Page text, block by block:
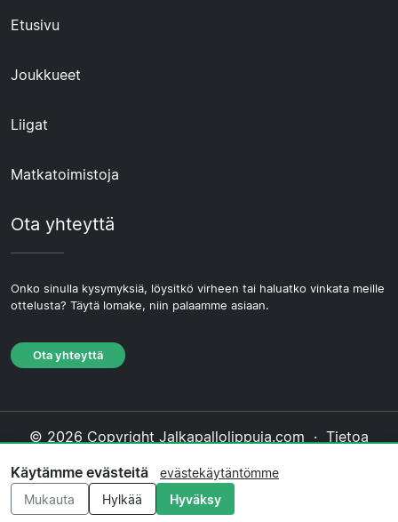
Etusivu
Joukkueet
Liigat
Matkatoimistoja
Ota yhteyttä
Onko sinulla kysymyksiä, löysitkö virheen tai haluatko vinkata meille
ottelusta? Täytä lomake, niin palaamme asiaan.
Ota yhteyttä
© 2026 Copyright Jalkapallolippuja.com · Tietoa
Evästekäytäntö·Toimituksellinen käytäntö
Käytämme evästeitä
evästekäytäntömme
Mukauta
Hylkää Hyväksy